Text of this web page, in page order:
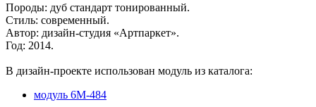
Породы: дуб стандарт тонированный.
Стиль: современный.
Автор: дизайн-студия «Артпаркет».
Год: 2014.
В дизайн-проекте использован модуль из каталога:
модуль 6М-484